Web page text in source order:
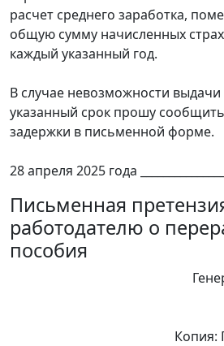
расчет среднего заработка,
общую сумму начисленных
каждый указанный год.
В случае невозможности выдачи
указанный срок прошу
задержки в письменной форме.
28 апреля 2025 года
Письменная
работодателю о
пособия
Копия: